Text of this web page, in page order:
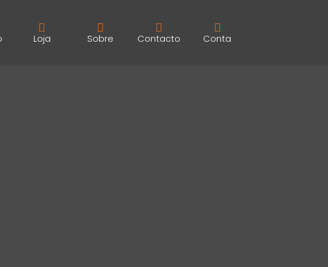
Loja Sobre Contacto Conta